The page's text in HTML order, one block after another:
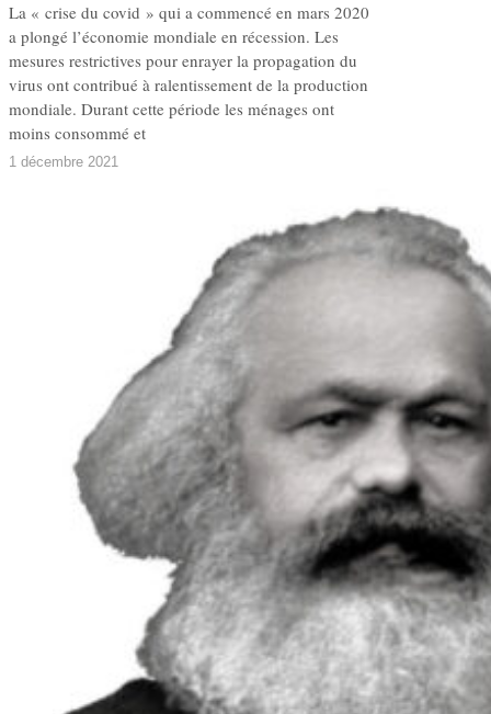
La « crise du covid » qui a commencé en mars 2020
a plongé l’économie mondiale en récession. Les
mesures restrictives pour enrayer la propagation du
virus ont contribué à ralentissement de la production
mondiale. Durant cette période les ménages ont
moins consommé et
1 décembre 2021